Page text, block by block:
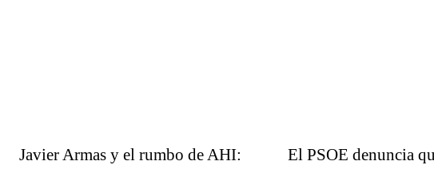
Javier Armas y el rumbo de AHI:
El PSOE denuncia